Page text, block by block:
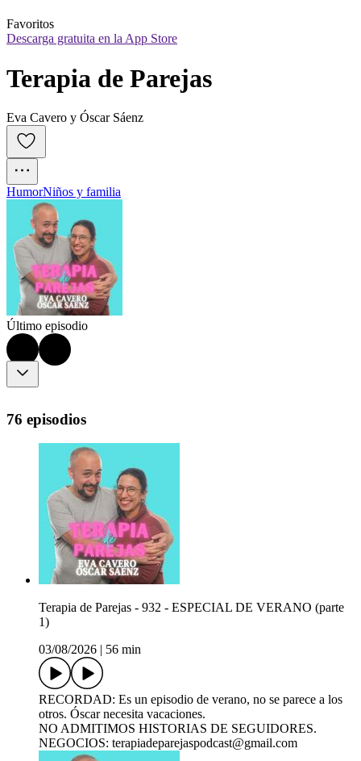
Favoritos
Descarga gratuita en la App Store
Terapia de Parejas
Eva Cavero y Óscar Sáenz
HumorNiños y familia
Último episodio
76 episodios
Terapia de Parejas - 932 - ESPECIAL DE VERANO (parte
1)
03/08/2026
56 min
RECORDAD: Es un episodio de verano, no se parece a los
otros. Óscar necesita vacaciones.
NO ADMITIMOS HISTORIAS DE SEGUIDORES.
NEGOCIOS: terapiadeparejaspodcast@gmail.com